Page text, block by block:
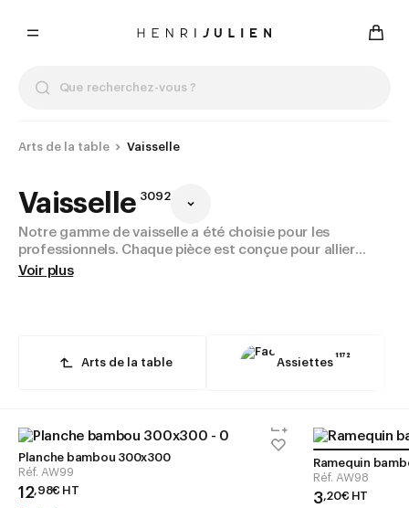
Arts de la table Vaisselle
Vaisselle 3092
Notre gamme de vaisselle a été choisie pour les
professionnels. Chaque pièce est conçue pour allier
durabilité et esthétique, répondant ainsi aux attentes
Voir plus
Arts de la table Assiettes1172
Planche bambou 300x300
Réf. AW99
12,98€ HT
Ramequin
Réf. AW98
3,20€ HT